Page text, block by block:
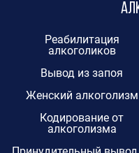
Реабилитация
алкоголиков
Вывод из запоя
Женский алкоголизм
Кодирование от
алкоголизма